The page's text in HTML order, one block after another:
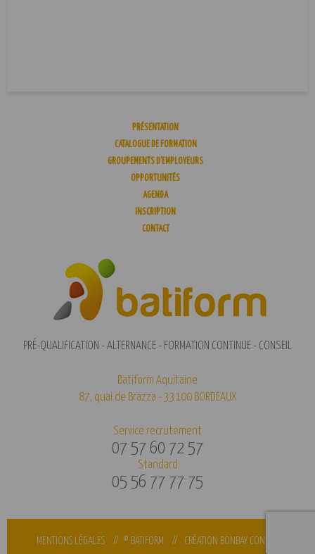
PRÉSENTATION
CATALOGUE DE FORMATION
GROUPEMENTS D’EMPLOYEURS
OPPORTUNITÉS
AGENDA
INSCRIPTION
CONTACT
PRÉ-QUALIFICATION - ALTERNANCE - FORMATION CONTINUE - CONSEIL
Batiform Aquitaine
87, quai de Brazza - 33100 BORDEAUX
Service recrutement
07 57 60 72 57
Standard
05 56 77 77 75
MENTIONS LÉGALES// © BATIFORM // CRÉATION BONBAY CONSEIL